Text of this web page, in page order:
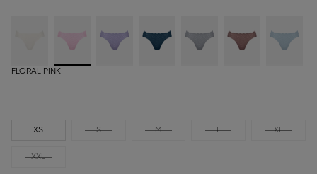
FLORAL PINK
XS S M L XL
XXL